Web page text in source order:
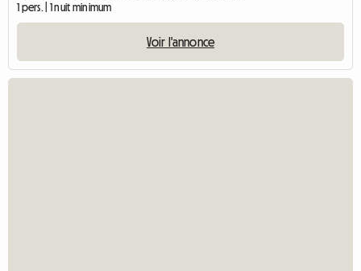
1 pers. | 1 nuit minimum
Voir l'annonce